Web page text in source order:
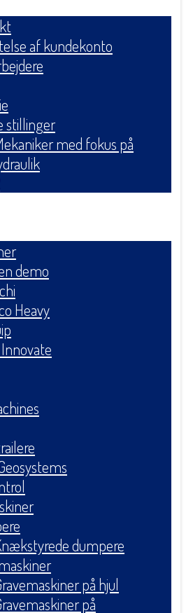
af kundekonto
stillinger
med fokus på
demo
Heavy
Innovate
dumpere
på hjul
på